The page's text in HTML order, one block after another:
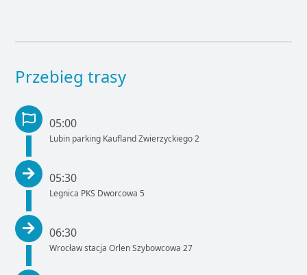
Przebieg trasy
05:00
Lubin parking Kaufland Zwierzyckiego 2
05:30
Legnica PKS Dworcowa 5
06:30
Wrocław stacja Orlen Szybowcowa 27